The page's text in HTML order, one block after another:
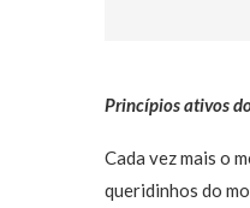
Princípios ativos
Cada vez mais o
queridinhos do